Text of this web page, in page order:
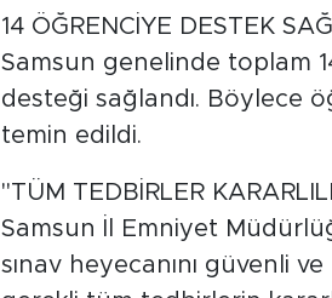
14 ÖĞRENCİYE DESTEK
Samsun genelinde toplam
desteği sağlandı. Böylece
temin edildi.
"TÜM TEDBİRLER
Samsun İl Emniyet
sınav heyecanını güvenli